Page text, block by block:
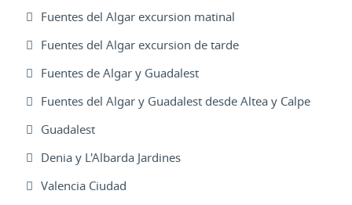
Fuentes del Algar excursion matinal
Fuentes del Algar excursion de tarde
Fuentes de Algar y Guadalest
Fuentes del Algar y Guadalest desde Altea y Calpe
Guadalest
Denia y L'Albarda Jardines
Valencia Ciudad